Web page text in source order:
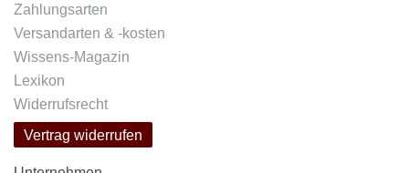
Zahlungsarten
Versandarten & -kosten
Wissens-Magazin
Lexikon
Widerrufsrecht
Vertrag widerrufen